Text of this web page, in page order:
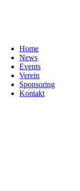
Home
News
Events
Verein
Sponsoring
Kontakt